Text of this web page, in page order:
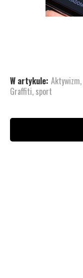
W artykule: Aktywizm,
Graffiti, sport